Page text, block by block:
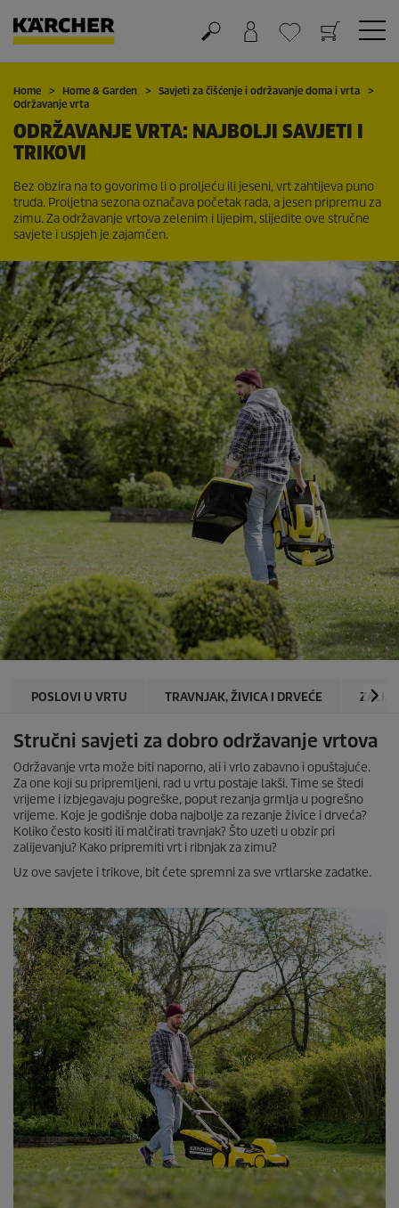
Košarica
Lista želja
Home Home & Garden
Savjeti za čišćenje i održavanje doma i vrta
Održavanje vrta
ODRŽAVANJE VRTA: NAJBOLJI SAVJETI I
TRIKOVI
Bez obzira na to govorimo li o proljeću ili jeseni, vrt zahtijeva puno
truda. Proljetna sezona označava početak rada, a jesen pripremu za
zimu. Za održavanje vrtova zelenim i lijepim, slijedite ove stručne
savjete i uspjeh je zajamčen.
POSLOVI U VRTU TRAVNJAK, ŽIVICA I DRVEĆE
Stručni savjeti za dobro održavanje vrtova
Održavanje vrta može biti naporno, ali i vrlo zabavno i opuštajuće.
Za one koji su pripremljeni, rad u vrtu postaje lakši. Time se štedi
vrijeme i izbjegavaju pogreške, poput rezanja grmlja u pogrešno
vrijeme. Koje je godišnje doba najbolje za rezanje živice i drveća?
Koliko često kositi ili malčirati travnjak? Što uzeti u obzir pri
zalijevanju? Kako pripremiti vrt i ribnjak za zimu?
Uz ove savjete i trikove, bit ćete spremni za sve vrtlarske zadatke.